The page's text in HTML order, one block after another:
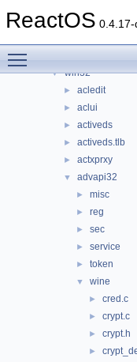
ReactOS
► ntdll
▼ win32
► acledit
► aclui
► activeds
► activeds.tlb
► actxprxy
▼ advapi32
► misc
► reg
► sec
► service
► token
▼ wine
► cred.c
► crypt.c
► crypt.h
►